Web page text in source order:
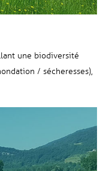
une biodiversité
/ sécheresses),